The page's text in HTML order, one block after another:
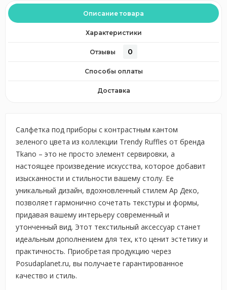
Описание товара
Характеристики
Отзывы 0
Способы оплаты
Доставка
Салфетка под приборы с контрастным кантом
зеленого цвета из коллекции Trendy Ruffles от бренда
Tkano – это не просто элемент сервировки, а
настоящее произведение искусства, которое добавит
изысканности и стильности вашему столу. Ее
уникальный дизайн, вдохновленный стилем Ар Деко,
позволяет гармонично сочетать текстуры и формы,
придавая вашему интерьеру современный и
утонченный вид. Этот текстильный аксессуар станет
идеальным дополнением для тех, кто ценит эстетику и
практичность. Приобретая продукцию через
Posudaplanet.ru, вы получаете гарантированное
качество и стиль.